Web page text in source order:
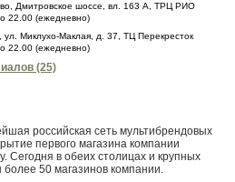
Дмитровское шоссе, вл. 163 А, ТРЦ РИО
22.00 (ежедневно)
ул. Миклухо-Маклая, д. 37, ТЦ Перекресток
22.00 (ежедневно)
(25)
российская сеть мультибрендовых
первого магазина компании
Сегодня в обеих столицах и крупных
50 магазинов компании.